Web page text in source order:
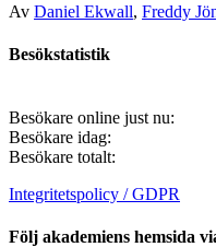
Av Daniel Ekwall, Freddy
Besökstatistik
Besökare online just nu:
Besökare idag:
Besökare totalt:
Integritetspolicy / GDPR
Följ akademiens hemsida